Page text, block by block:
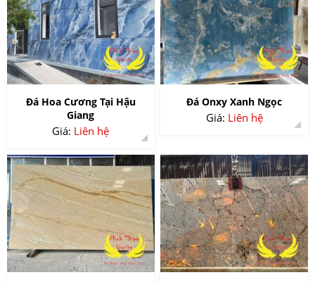
Đá Hoa Cương Tại Hậu
Giang
Giá: Liên hệ
Đá Onxy Xanh Ngọc
Giá: Liên hệ